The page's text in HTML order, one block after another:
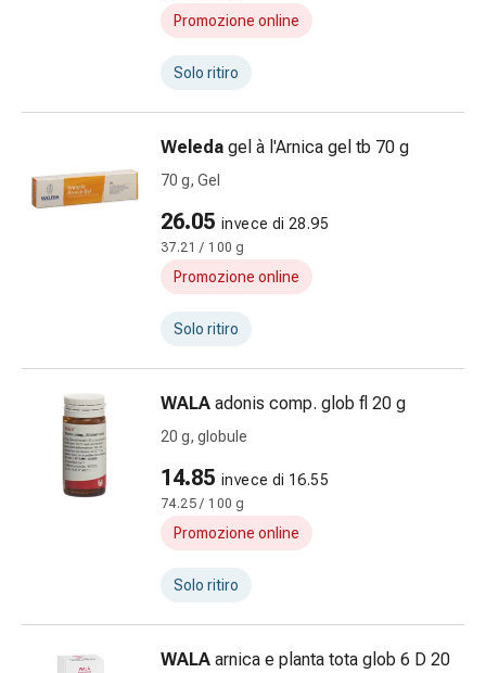
i
Bach
Gemmoterapia
Omeopatia
Fitoterapia
Prodotti
spagirici
antroposofiche
Vescica,
reni
Disturbi
Prostata
Disturbi
Promozione online
Solo ritiro
Weleda gel à l'Arnica gel tb 70 g
70 g, Gel
26.05 invece di 28.95
37.21 / 100 g
Promozione online
Solo ritiro
WALA adonis comp. glob fl 20 g
20 g, globule
14.85 invece di 16.55
74.25 / 100 g
Promozione online
Solo ritiro
WALA arnica e planta tota glob 6 D 20